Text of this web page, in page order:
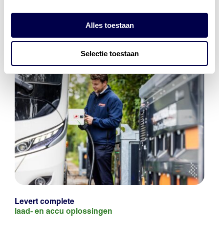
Alles toestaan
Selectie toestaan
Levert complete
laad- en accu oplossingen